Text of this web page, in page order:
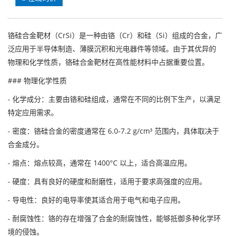
铬硅合金靶材（CrSi）是一种由铬（Cr）和硅（Si）组成的合金，广
泛应用于半导体制造、薄膜沉积和光电器件等领域。由于其优异的
物理和化学性质，铬硅合金靶材在高性能材料中占据重要位置。
### 物理化学性质
- 化学成分：主要由铬和硅组成，通常在不同的比例下生产，以满足
特定应用需求。
- 密度：铬硅合金的密度通常在 6.0-7.2 g/cm³ 范围内，具体取决于
合金成分。
- 熔点：熔点较高，通常在 1400°C 以上，适合高温应用。
- 硬度：具有良好的硬度和耐磨性，适用于要求高强度的应用。
- 导电性：良好的电导率使其适合用于电气和电子应用。
- 耐腐蚀性：铬的存在增强了合金的耐腐蚀性，能够抵御多种化学环
境的侵蚀。